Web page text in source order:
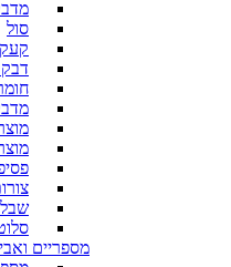
סול
דבק
מספריים